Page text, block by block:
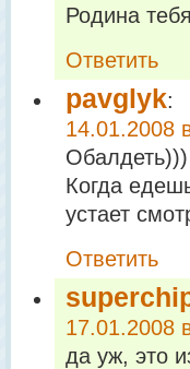
Родина
Ответить
pavglyk:
14.01.2008
Обалдеть)))
Когда
устает
Ответить
17.01.2008
да уж, это